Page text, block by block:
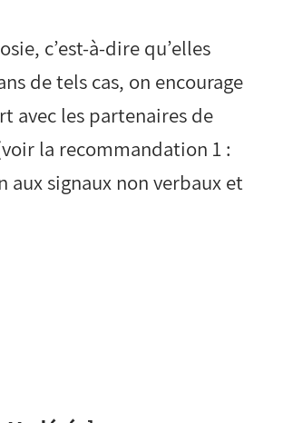
c’est-à-dire qu’elles
de tels cas, on encourage
avec les partenaires de
la recommandation 1 :
signaux non verbaux et